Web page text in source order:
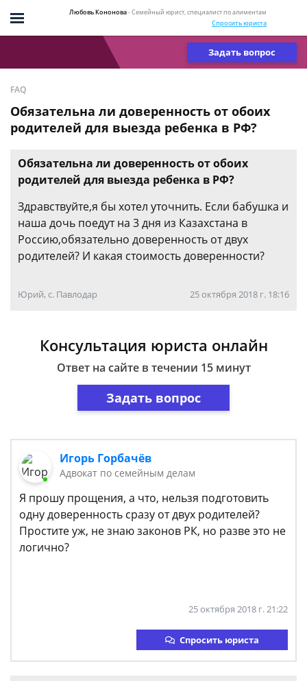
Любовь Кононова- Семейный юрист, специалист по алиментам
Спросить юриста
Задать вопрос
FAQ
Обязательна ли доверенность от обоих
родителей для выезда ребенка в РФ?
Обязательна ли доверенность от обоих
родителей для выезда ребенка в РФ?
Здравствуйте,я бы хотел уточнить. Если бабушка и
наша дочь поедут на 3 дня из Казахстана в
Россию,обязательно доверенность от двух
родителей? И какая стоимость доверенности?
Юрий, с. Павлодар 25 октября 2018 г. 18:16
Консультация юриста онлайн
Ответ на сайте в течении 15 минут
Задать вопрос
Игорь Горбачёв
Адвокат по семейным делам
Я прошу прощения, а что, нельзя подготовить
одну доверенность сразу от двух родителей?
Простите уж, не знаю законов РК, но разве это не
логично?
25 октября 2018 г. 21:22
Спросить юриста